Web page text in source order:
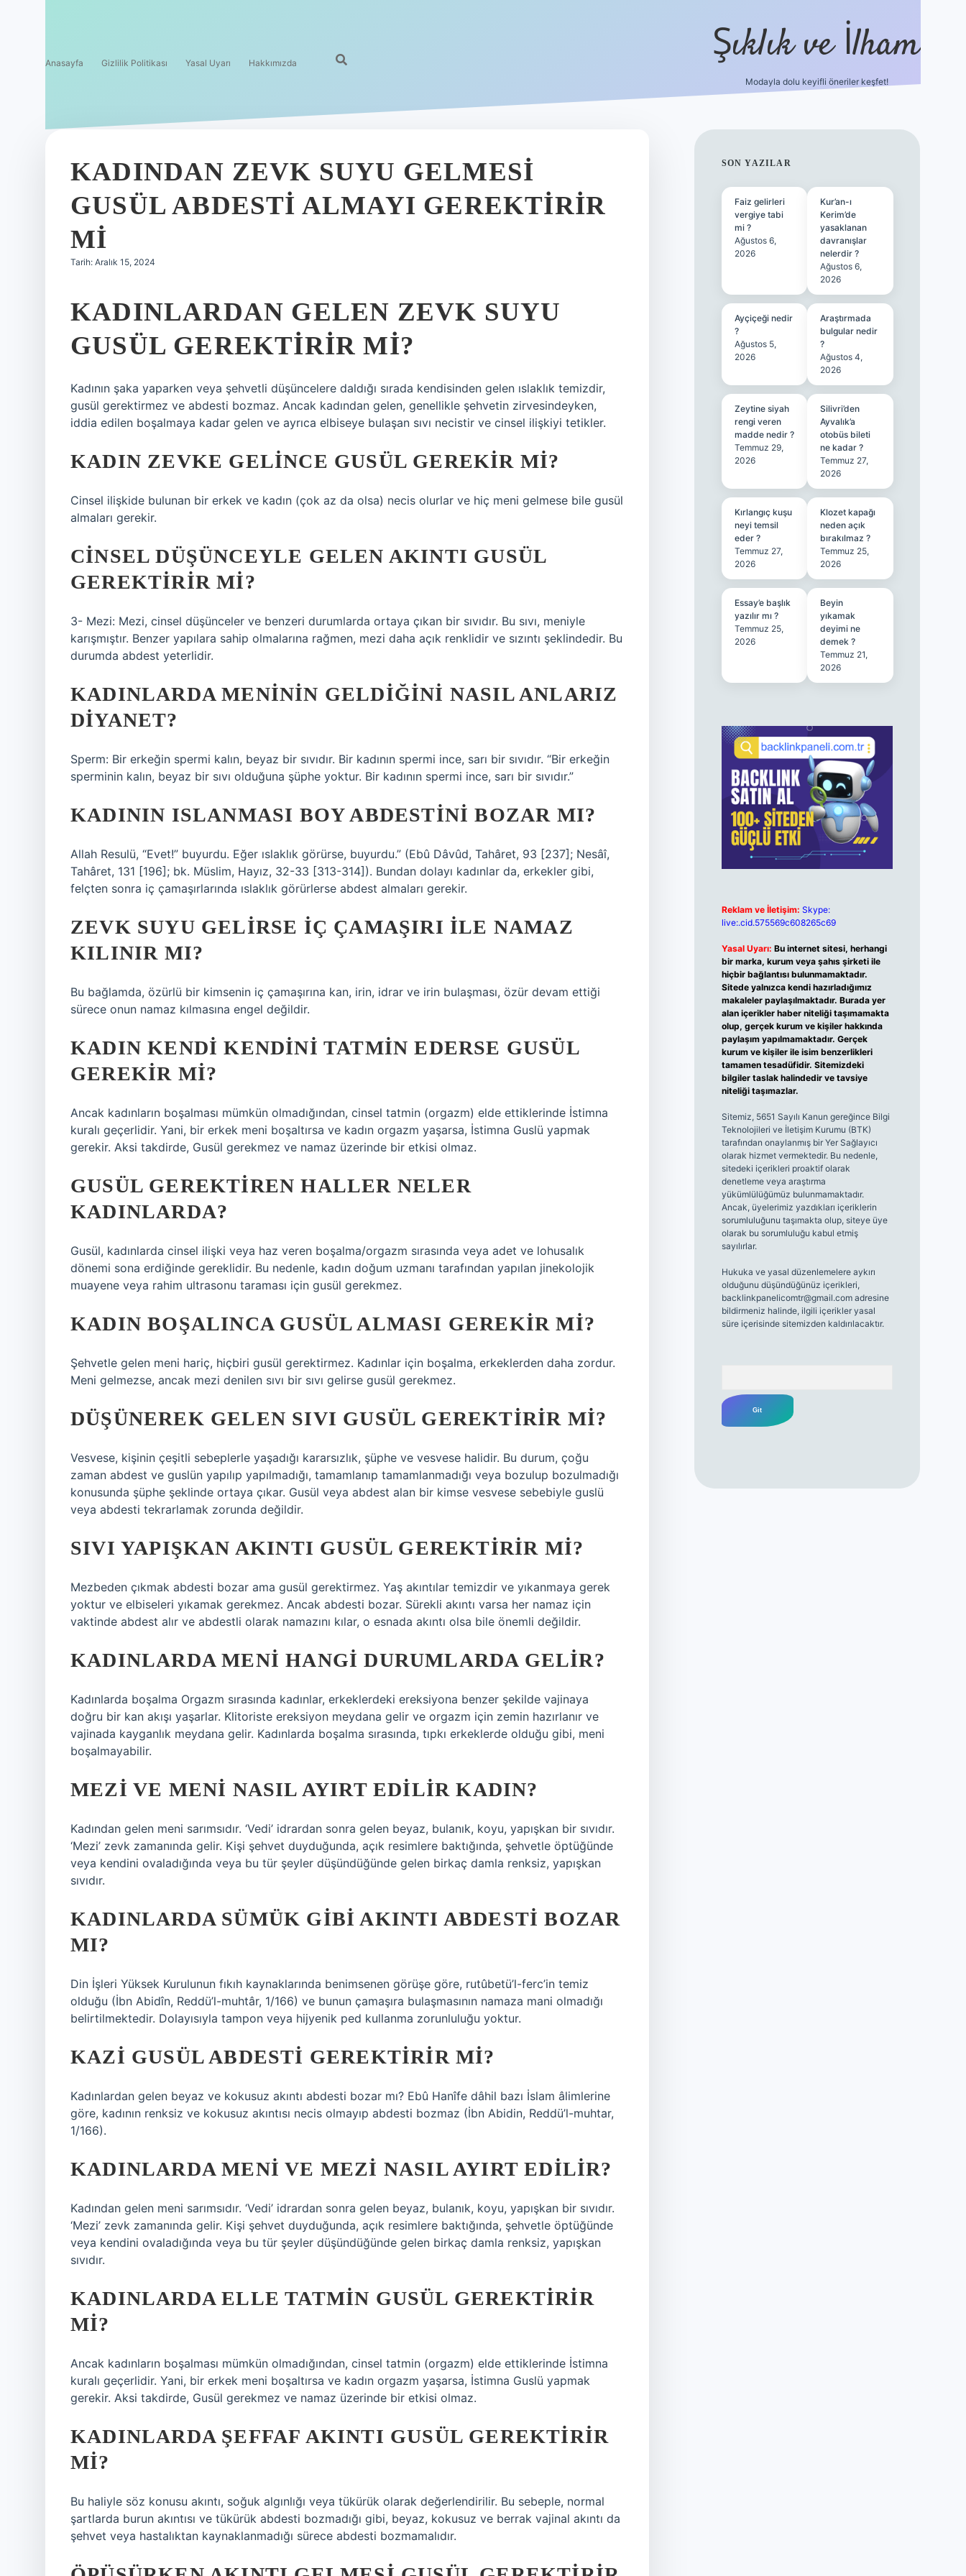
Anasayfa Gizlilik Politikası Yasal Uyarı Hakkımızda Şıklık ve İlham
Modayla dolu keyifli öneriler keşfet!
KADINDAN ZEVK SUYU GELMESI
GUSÜL ABDESTI ALMAYI GEREKTIRIR
MI
Tarih: Aralık 15, 2024
KADINLARDAN GELEN ZEVK SUYU
GUSÜL GEREKTIRIR MI?
Kadının şaka yaparken veya şehvetli düşüncelere daldığı sırada kendisinden gelen ıslaklık temizdir,
gusül gerektirmez ve abdesti bozmaz. Ancak kadından gelen, genellikle şehvetin zirvesindeyken,
iddia edilen boşalmaya kadar gelen ve ayrıca elbiseye bulaşan sıvı necistir ve cinsel ilişkiyi tetikler.
KADIN ZEVKE GELINCE GUSÜL GEREKIR MI?
Cinsel ilişkide bulunan bir erkek ve kadın (çok az da olsa) necis olurlar ve hiç meni gelmese bile gusül
almaları gerekir.
CINSEL DÜŞÜNCEYLE GELEN AKINTI GUSÜL
GEREKTIRIR MI?
3- Mezi: Mezi, cinsel düşünceler ve benzeri durumlarda ortaya çıkan bir sıvıdır. Bu sıvı, meniyle
karışmıştır. Benzer yapılara sahip olmalarına rağmen, mezi daha açık renklidir ve sızıntı şeklindedir. Bu
durumda abdest yeterlidir.
KADINLARDA MENININ GELDIĞINI NASIL ANLARIZ
DIYANET?
Sperm: Bir erkeğin spermi kalın, beyaz bir sıvıdır. Bir kadının spermi ince, sarı bir sıvıdır. “Bir erkeğin
sperminin kalın, beyaz bir sıvı olduğuna şüphe yoktur. Bir kadının spermi ince, sarı bir sıvıdır.”
KADININ ISLANMASI BOY ABDESTINI BOZAR MI?
Allah Resulü, “Evet!” buyurdu. Eğer ıslaklık görürse, buyurdu.” (Ebû Dâvûd, Tahâret, 93 [237]; Nesâî,
Tahâret, 131 [196]; bk. Müslim, Hayız, 32-33 [313-314]). Bundan dolayı kadınlar da, erkekler gibi,
felçten sonra iç çamaşırlarında ıslaklık görürlerse abdest almaları gerekir.
ZEVK SUYU GELIRSE IÇ ÇAMAŞIRI ILE NAMAZ
KILINIR MI?
Bu bağlamda, özürlü bir kimsenin iç çamaşırına kan, irin, idrar ve irin bulaşması, özür devam ettiği
sürece onun namaz kılmasına engel değildir.
KADIN KENDI KENDINI TATMIN EDERSE GUSÜL
GEREKIR MI?
Ancak kadınların boşalması mümkün olmadığından, cinsel tatmin (orgazm) elde ettiklerinde İstimna
kuralı geçerlidir. Yani, bir erkek meni boşaltırsa ve kadın orgazm yaşarsa, İstimna Guslü yapmak
gerekir. Aksi takdirde, Gusül gerekmez ve namaz üzerinde bir etkisi olmaz.
GUSÜL GEREKTIREN HALLER NELER
KADINLARDA?
Gusül, kadınlarda cinsel ilişki veya haz veren boşalma/orgazm sırasında veya adet ve lohusalık
dönemi sona erdiğinde gereklidir. Bu nedenle, kadın doğum uzmanı tarafından yapılan jinekolojik
muayene veya rahim ultrasonu taraması için gusül gerekmez.
KADIN BOŞALINCA GUSÜL ALMASI GEREKIR MI?
Şehvetle gelen meni hariç, hiçbiri gusül gerektirmez. Kadınlar için boşalma, erkeklerden daha zordur.
Meni gelmezse, ancak mezi denilen sıvı bir sıvı gelirse gusül gerekmez.
DÜŞÜNEREK GELEN SIVI GUSÜL GEREKTIRIR MI?
Vesvese, kişinin çeşitli sebeplerle yaşadığı kararsızlık, şüphe ve vesvese halidir. Bu durum, çoğu
zaman abdest ve guslün yapılıp yapılmadığı, tamamlanıp tamamlanmadığı veya bozulup bozulmadığı
konusunda şüphe şeklinde ortaya çıkar. Gusül veya abdest alan bir kimse vesvese sebebiyle guslü
veya abdesti tekrarlamak zorunda değildir.
SIVI YAPIŞKAN AKINTI GUSÜL GEREKTIRIR MI?
Mezbeden çıkmak abdesti bozar ama gusül gerektirmez. Yaş akıntılar temizdir ve yıkanmaya gerek
yoktur ve elbiseleri yıkamak gerekmez. Ancak abdesti bozar. Sürekli akıntı varsa her namaz için
vaktinde abdest alır ve abdestli olarak namazını kılar, o esnada akıntı olsa bile önemli değildir.
KADINLARDA MENI HANGI DURUMLARDA GELIR?
Kadınlarda boşalma Orgazm sırasında kadınlar, erkeklerdeki ereksiyona benzer şekilde vajinaya
doğru bir kan akışı yaşarlar. Klitoriste ereksiyon meydana gelir ve orgazm için zemin hazırlanır ve
vajinada kayganlık meydana gelir. Kadınlarda boşalma sırasında, tıpkı erkeklerde olduğu gibi, meni
boşalmayabilir.
MEZI VE MENI NASIL AYIRT EDILIR KADIN?
Kadından gelen meni sarımsıdır. ‘Vedi’ idrardan sonra gelen beyaz, bulanık, koyu, yapışkan bir sıvıdır.
‘Mezi’ zevk zamanında gelir. Kişi şehvet duyduğunda, açık resimlere baktığında, şehvetle öptüğünde
veya kendini ovaladığında veya bu tür şeyler düşündüğünde gelen birkaç damla renksiz, yapışkan
sıvıdır.
KADINLARDA SÜMÜK GIBI AKINTI ABDESTI BOZAR
MI?
Din İşleri Yüksek Kurulunun fıkıh kaynaklarında benimsenen görüşe göre, rutûbetü’l-ferc’in temiz
olduğu (İbn Abidîn, Reddü’l-muhtâr, 1/166) ve bunun çamaşıra bulaşmasının namaza mani olmadığı
belirtilmektedir. Dolayısıyla tampon veya hijyenik ped kullanma zorunluluğu yoktur.
KAZI GUSÜL ABDESTI GEREKTIRIR MI?
Kadınlardan gelen beyaz ve kokusuz akıntı abdesti bozar mı? Ebû Hanîfe dâhil bazı İslam âlimlerine
göre, kadının renksiz ve kokusuz akıntısı necis olmayıp abdesti bozmaz (İbn Abidin, Reddü’l-muhtar,
1/166).
KADINLARDA MENI VE MEZI NASIL AYIRT EDILIR?
Kadından gelen meni sarımsıdır. ‘Vedi’ idrardan sonra gelen beyaz, bulanık, koyu, yapışkan bir sıvıdır.
‘Mezi’ zevk zamanında gelir. Kişi şehvet duyduğunda, açık resimlere baktığında, şehvetle öptüğünde
veya kendini ovaladığında veya bu tür şeyler düşündüğünde gelen birkaç damla renksiz, yapışkan
sıvıdır.
KADINLARDA ELLE TATMIN GUSÜL GEREKTIRIR
MI?
Ancak kadınların boşalması mümkün olmadığından, cinsel tatmin (orgazm) elde ettiklerinde İstimna
kuralı geçerlidir. Yani, bir erkek meni boşaltırsa ve kadın orgazm yaşarsa, İstimna Guslü yapmak
gerekir. Aksi takdirde, Gusül gerekmez ve namaz üzerinde bir etkisi olmaz.
KADINLARDA ŞEFFAF AKINTI GUSÜL GEREKTIRIR
MI?
Bu haliyle söz konusu akıntı, soğuk algınlığı veya tükürük olarak değerlendirilir. Bu sebeple, normal
şartlarda burun akıntısı ve tükürük abdesti bozmadığı gibi, beyaz, kokusuz ve berrak vajinal akıntı da
şehvet veya hastalıktan kaynaklanmadığı sürece abdesti bozmamalıdır.
SIDEBAR
SON YAZILAR
Faiz gelirleri
vergiye tabi
mi ?
Ağustos 6,
2026
Kur’an-ı
Kerim’de
yasaklanan
davranışlar
nelerdir ?
Ağustos 6,
2026
Ayçiçeği nedir
?
Ağustos 5,
2026
Araştırmada
bulgular nedir
?
Ağustos 4,
2026
Zeytine siyah
rengi veren
madde nedir ?
Temmuz 29,
2026
Silivri’den
Ayvalık’a
otobüs bileti
ne kadar ?
Temmuz 27,
2026
Kırlangıç kuşu
neyi temsil
eder ?
Temmuz 27,
2026
Klozet kapağı
neden açık
bırakılmaz ?
Temmuz 25,
2026
Essay’e başlık
yazılır mı ?
Temmuz 25,
2026
Beyin
yıkamak
deyimi ne
demek ?
Temmuz 21,
2026
Reklam ve İletişim: Skype:
live:.cid.575569c608265c69
Yasal Uyarı: Bu internet sitesi, herhangi
bir marka, kurum veya şahıs şirketi ile
hiçbir bağlantısı bulunmamaktadır.
Sitede yalnızca kendi hazırladığımız
makaleler paylaşılmaktadır. Burada yer
alan içerikler haber niteliği taşımamakta
olup, gerçek kurum ve kişiler hakkında
paylaşım yapılmamaktadır. Gerçek
kurum ve kişiler ile isim benzerlikleri
tamamen tesadüfidir. Sitemizdeki
bilgiler taslak halindedir ve tavsiye
niteliği taşımazlar.
Sitemiz, 5651 Sayılı Kanun gereğince Bilgi
Teknolojileri ve İletişim Kurumu (BTK)
tarafından onaylanmış bir Yer Sağlayıcı
olarak hizmet vermektedir. Bu nedenle,
sitedeki içerikleri proaktif olarak
denetleme veya araştırma
yükümlülüğümüz bulunmamaktadır.
Ancak, üyelerimiz yazdıkları içeriklerin
sorumluluğunu taşımakta olup, siteye üye
olarak bu sorumluluğu kabul etmiş
sayılırlar.
Hukuka ve yasal düzenlemelere aykırı
olduğunu düşündüğünüz içerikleri,
backlinkpanelicomtr@gmail.comadresine
bildirmeniz halinde, ilgili içerikler yasal
süre içerisinde sitemizden kaldırılacaktır.
betexper yeni giriş